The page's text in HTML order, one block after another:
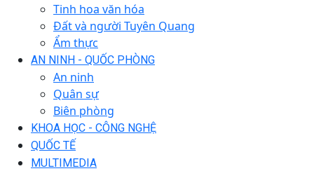
Tinh hoa văn hóa
Đất và người Tuyên Quang
Ẩm thực
AN NINH - QUỐC PHÒNG
An ninh
Quân sự
Biên phòng
KHOA HỌC - CÔNG NGHỆ
QUỐC TẾ
MULTIMEDIA